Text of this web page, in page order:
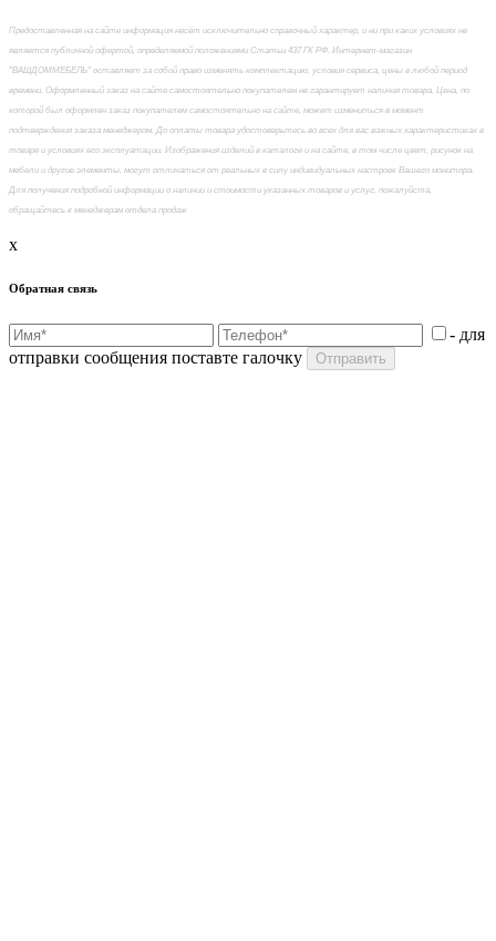
Предоставленная на сайте информация несёт исключительно справочный характер, и ни при каких условиях не
является публичной офертой, определяемой положениями Статьи 437 ГК РФ. Интернет-магазин
"ВАШДОММЕБЕЛЬ" оставляет за собой право изменять комплектацию, условия сервиса, цены в любой период
времени. Оформленный заказ на сайте самостоятельно покупателем не гарантирует наличия товара. Цена, по
которой был оформлен заказ покупателем самостоятельно на сайте, может измениться в момент
подтверждения заказа менеджером. До оплаты товара удостоверьтесь во всех для вас важных характеристиках в
товаре и условиях его эксплуатации. Изображения изделий в каталоге и на сайте, в том числе цвет, рисунок на
мебели и другие элементы, могут отличаться от реальных в силу индивидуальных настроек Вашего монитора.
Для получения подробной информации о наличии и стоимости указанных товаров и услуг, пожалуйста,
обращайтесь к менеджерам отдела продаж
x
Обратная связь
- для
отправки сообщения поставте галочку